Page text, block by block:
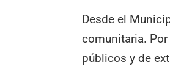
Desde el
comunitaria.
públicos y de